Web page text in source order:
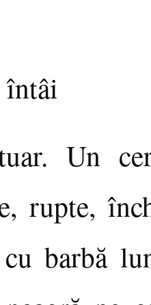
întâi
Un
rupte,
barbă